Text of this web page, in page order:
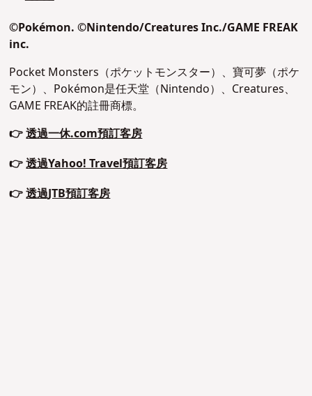
©Pokémon. ©Nintendo/Creatures Inc./GAME FREAK
inc.
Pocket Monsters（ポケットモンスター） 、寶可夢（ポケ
モン）、Pokémon是任天堂（Nintendo）、Creatures、
GAME FREAK的註冊商標。
👉透過一休.com預訂客房
👉透過Yahoo! Travel預訂客房
👉透過JTB預訂客房